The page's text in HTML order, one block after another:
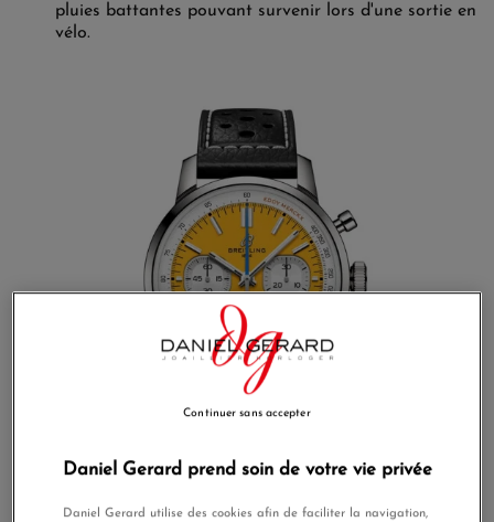
pluies battantes pouvant survenir lors d'une sortie en
vélo.
Daniel Gerard prend soin de votre vie privée
Daniel Gerard utilise des cookies afin de faciliter la navigation,
Continuer sans accepter